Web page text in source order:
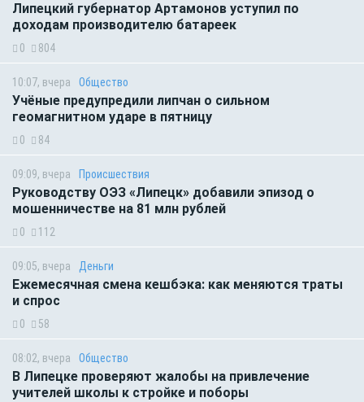
Липецкий губернатор Артамонов уступил по
доходам производителю батареек
0 804
10:07, вчера Общество
Учёные предупредили липчан о сильном
геомагнитном ударе в пятницу
0 84
09:09, вчера Происшествия
Руководству ОЭЗ «Липецк» добавили эпизод о
мошенничестве на 81 млн рублей
0 112
09:05, вчера Деньги
Ежемесячная смена кешбэка: как меняются траты
и спрос
0 58
08:02, вчера Общество
В Липецке проверяют жалобы на привлечение
учителей школы к стройке и поборы